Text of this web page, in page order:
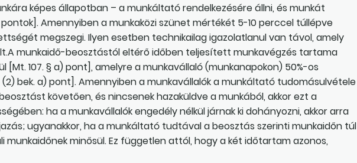
képes állapotban – a munkáltató rendelkezésére állni, és munkát
pontok]. Amennyiben a munkaközi szünet mértékét 5-10 perccel túllépve
megszegi. Ilyen esetben technikailag igazolatlanul van távol, amely
munkaidő-beosztástól eltérő időben teljesített munkavégzés tartama
[Mt. 107. § a) pont], amelyre a munkavállaló (munkanapokon) 50%-os
(2) bek. a) pont]. Amennyiben a munkavállalók a munkáltató tudomásulvétele
követően, és nincsenek hazaküldve a munkából, akkor ezt a
ha a munkavállalók engedély nélkül járnak ki dohányozni, akkor arra
ugyanakkor, ha a munkáltató tudtával a beosztás szerinti munkaidőn túl
munkaidőnek minősül. Ez független attól, hogy a két időtartam azonos,